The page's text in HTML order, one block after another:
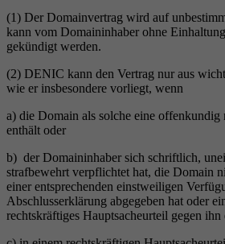
(1) Der Domainvertrag wird auf
kann vom Domaininhaber ohne
gekündigt werden.
(2) DENIC kann den Vertrag nur aus
wie er insbesondere vorliegt, wenn
a) die Domain als solche eine offenkundig
enthält oder
b) der Domaininhaber sich schriftlich,
strafbewehrt verpflichtet hat, die Domain
einer entsprechenden einstweiligen
Abschlusserklärung abgegeben hat oder
rechtskräftiges Hauptsacheurteil gegen ihn